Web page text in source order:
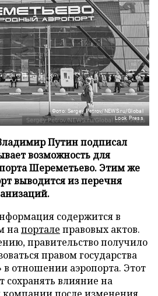
Фото: Sergey Petrov/NEWS.ru/Global
Look Press
Путин подписал
возможность для
Шереметьево. Этим же
выводится из перечня
содержится в
напортале правовых актов.
правительство получило
правом государства
в отношении аэропорта. Этот
сохранять влияние на